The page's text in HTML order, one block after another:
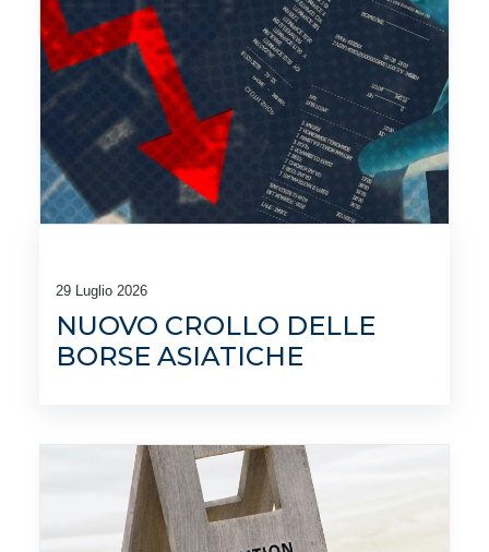
29 Luglio 2026
NUOVO CROLLO DELLE
BORSE ASIATICHE